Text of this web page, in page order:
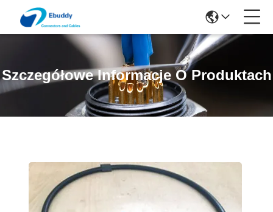
Szczegółowe Informacje O Produktach